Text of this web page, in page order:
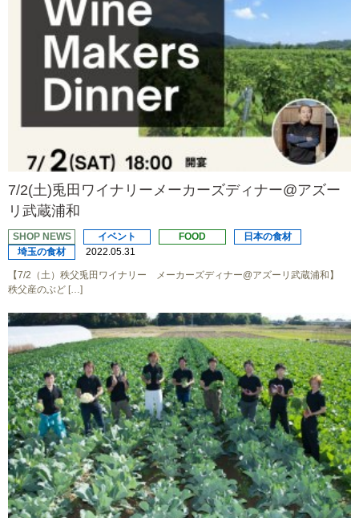
7/2(土)兎田ワイナリーメーカーズディナー@アズー
リ武蔵浦和
SHOP NEWS イベント FOOD
日本の食材
埼玉の食材
2022.05.31
【7/2（土）秩父兎田ワイナリー メーカーズディナー@アズーリ武蔵浦和】
秩父産のぶど […]